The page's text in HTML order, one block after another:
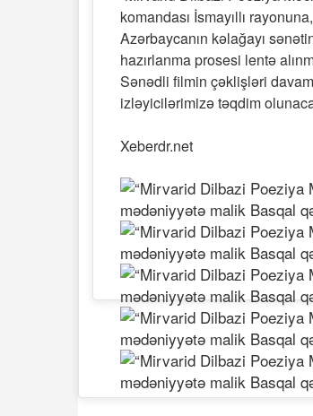
komandası İsmayıllı
Azərbaycanın kəlağayı
hazırlanma prosesi lentə
Sənədli filmin çəklişləri
izləyicilərimizə təqdim
Xeberdr.net